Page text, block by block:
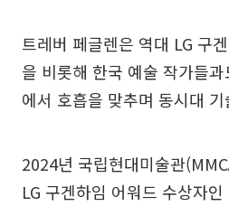
트레버 페글렌은 역대 LG 구
을 비롯해 한국 예술 작가들
에서 호흡을 맞추며 동시대
2024년 국립현대미술관
LG 구겐하임 어워드 수상자